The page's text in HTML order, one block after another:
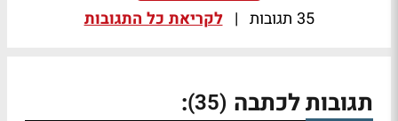
35 תגובות | לקריאת כל התגובות
תגובות לכתבה (35)
: